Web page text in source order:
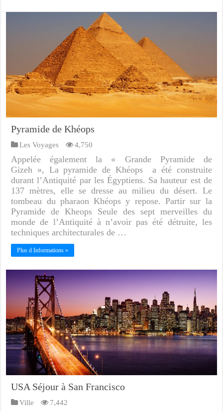
Pyramide de Khéops
Les Voyages 4,750
Appelée également la « Grande Pyramide de
Gizeh », La pyramide de Khéops a été construite
durant l’Antiquité par les Égyptiens. Sa hauteur est de
137 mètres, elle se dresse au milieu du désert. Le
tombeau du pharaon Khéops y repose. Partir sur la
Pyramide de Kheops Seule des sept merveilles du
monde de l’Antiquité à n’avoir pas été détruite, les
techniques architecturales de …
Plus d Informations »
USA Séjour à San Francisco
Ville 7,442